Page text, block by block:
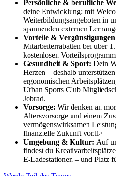
Persönliche & berufliche
deine Entwicklung: mit
Weiterbildungsangeboten in
spannenden externen
Vorteile &
Mitarbeiterrabatten bei über
kostenlosen
Gesundheit & Sport: Dein
Herzen – deshalb
ergonomischen
Urban Sports Club
Jobrad.
Vorsorge: Wir denken an
Altersvorsorge und einem
vermögenswirksamen
finanzielle Zukunft vor.li>
Umgebung & Kultur: Auf
findest du
E-Ladestationen – und Platz